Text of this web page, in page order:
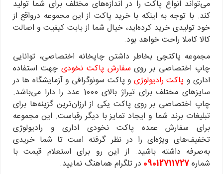
می‌تواند انواع پاکت را در اندازه‌های مختلف برای شما تولید
کند. با توجه به اینکه با خرید پاکت از این مجموعه درواقع از
خود تولیدی خرید کرده‌اید، خیال شما از بابت کیفیت و اصالت
کالا کاملا راحت خواهد بود.
مجموعه پاکتچی بخاطر داشتن چاپخانه اختصاصی، توانایی
چاپ اختصاصی بر روی سفارش پاکت نخودی چهت استفاده
اداری و پاکت رادیولوژیو پاکت سونوگرافی و آزمایشگاه ها در
سایزهای مختلف برای تیراژ بالای 1000 عدد را دارا می‌باشد.
چاپ اختصاصی بر روی پاکت یکی از ارزان‌ترین گزینه‌ها برای
تبلیغات برند شما و ایجاد تمایز با دیگر رقباست. این مجموعه
برای سفارش عمده پاکت نخودی اداری و رادیولوژی
تخفیف‌های ویژه‌ای را در نظر گرفته است تا شما خریدی
به‌صرفه داشته باشید. از این رو برای استعلام قیمت با
شماره09012711727 در تلگرام هماهنگ نمایید.